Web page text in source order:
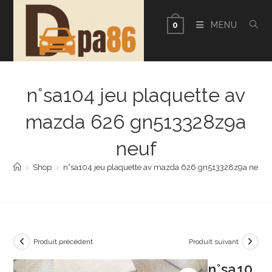
0 MENU
n°sa104 jeu plaquette av
mazda 626 gn513328z9a
neuf
> Shop > n°sa104 jeu plaquette av mazda 626 gn513328z9a neuf
Produit précédent Produit suivant